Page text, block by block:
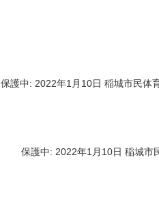
保護中: 2022年1月10日 稲城市民体
保護中: 2022年1月10日 稲城市